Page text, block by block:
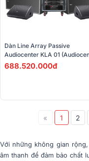
Dàn Line Array Passive
Audiocenter KLA 01
K-LA210, K-LA218, WM3210A,
688.520.000đ
« 1 2
Với những không gian
âm thanh để đảm bảo chất